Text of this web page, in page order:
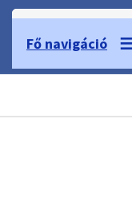
Keresés
Fő navigáció